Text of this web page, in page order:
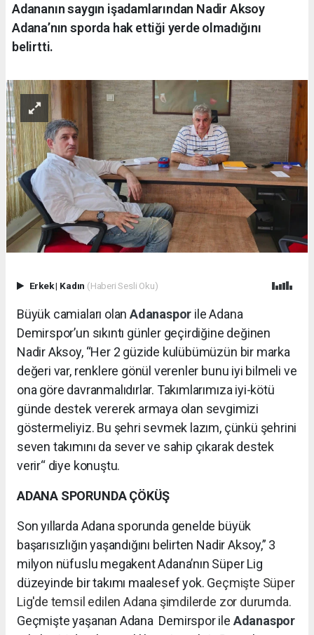
Adananın saygın işadamlarından Nadir Aksoy
Adana’nın sporda hak ettiği yerde olmadığını
belirtti.
Erkek| Kadın (Haberi Sesli Oku)
Büyük camiaları olan Adanaspor ile Adana
Demirspor’un sıkıntı günler geçirdiğine değinen
Nadir Aksoy, “Her 2 güzide kulübümüzün bir marka
değeri var, renklere gönül verenler bunu iyi bilmeli ve
ona göre davranmalıdırlar. Takımlarımıza iyi-kötü
günde destek vererek armaya olan sevgimizi
göstermeliyiz. Bu şehri sevmek lazım, çünkü şehrini
seven takımını da sever ve sahip çıkarak destek
verir“ diye konuştu.
ADANA SPORUNDA ÇÖKÜŞ
Son yıllarda Adana sporunda genelde büyük
başarısızlığın yaşandığını belirten Nadir Aksoy,” 3
milyon nüfuslu megakent Adana’nın Süper Lig
düzeyinde bir takımı maalesef yok. Geçmişte Süper
Lig'de temsil edilen Adana şimdilerde zor durumda.
Geçmişte yaşanan Adana Demirspor ile Adanaspor